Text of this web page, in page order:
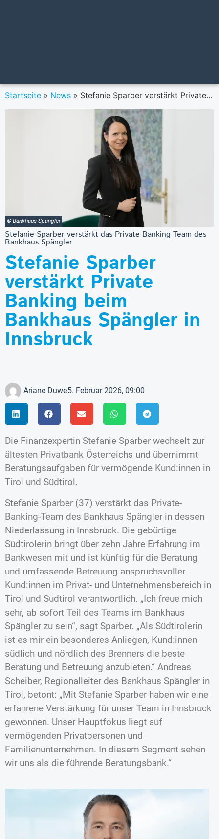
Startseite » News » Stefanie Sparber verstärkt Private Banking beim Bankhaus Spängler in Innsbruck
© Bankhaus Spängler
Stefanie Sparber verstärkt das Private Banking Team des
Bankhaus Spängler
Stefanie Sparber
verstärkt Private
Banking beim
Bankhaus Spängler in
Innsbruck
Ariane Duwe5. Februar 2026, 09:00
Die Finanzexpertin Stefanie Sparber wechselt zur
ältesten Privatbank Österreichs und übernimmt
Beratungsaufgaben für vermögende Kund:innen in
Tirol und Südtirol.
Stefanie Sparber (37) verstärkt das Private-
Banking-Team des Bankhaus Spängler in dessen
Niederlassung in Innsbruck. Die gebürtige
Südtirolerin bringt über zehn Jahre Erfahrung im
Bankwesen mit und ist künftig für die Beratung
und umfassende Betreuung anspruchsvoller
Kund:innen im Privat- und Unternehmensbereich in
Tirol und Südtirol verantwortlich. „Ich freue mich
sehr, ab sofort Teil des Teams im Bankhaus
Spängler zu sein“, sagt Sparber. „Als Südtirolerin
ist es mir ein besonderes Anliegen, Kund:innen
südlich und nördlich des Brenners die beste
Beratung und Betreuung anzubieten.“ Andreas
Scheiber, Regionalleiter des Bankhaus Spängler in
Tirol, betont: „Mit Stefanie Sparber haben wir eine
erfahrene Verstärkung für unser Team in Innsbruck
gewonnen. Unser Hauptfokus liegt auf
vermögenden Privatpersonen und
Familienunternehmen. In diesem Segment sehen
wir uns als die führende Beratungsbank.“